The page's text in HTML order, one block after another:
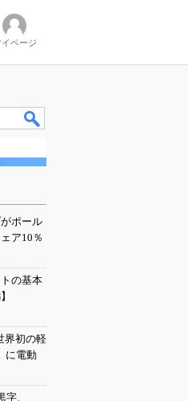
イページ
ポール
ア10％
の基本
界初の軽
に電動
、